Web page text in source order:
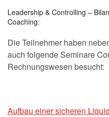
Leadership & Controlling –
Coaching:
Die Teilnehmer haben
auch folgende Seminare
Rechnungswesen besucht:
Aufbau einer sicheren